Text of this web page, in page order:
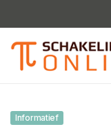
Informatief